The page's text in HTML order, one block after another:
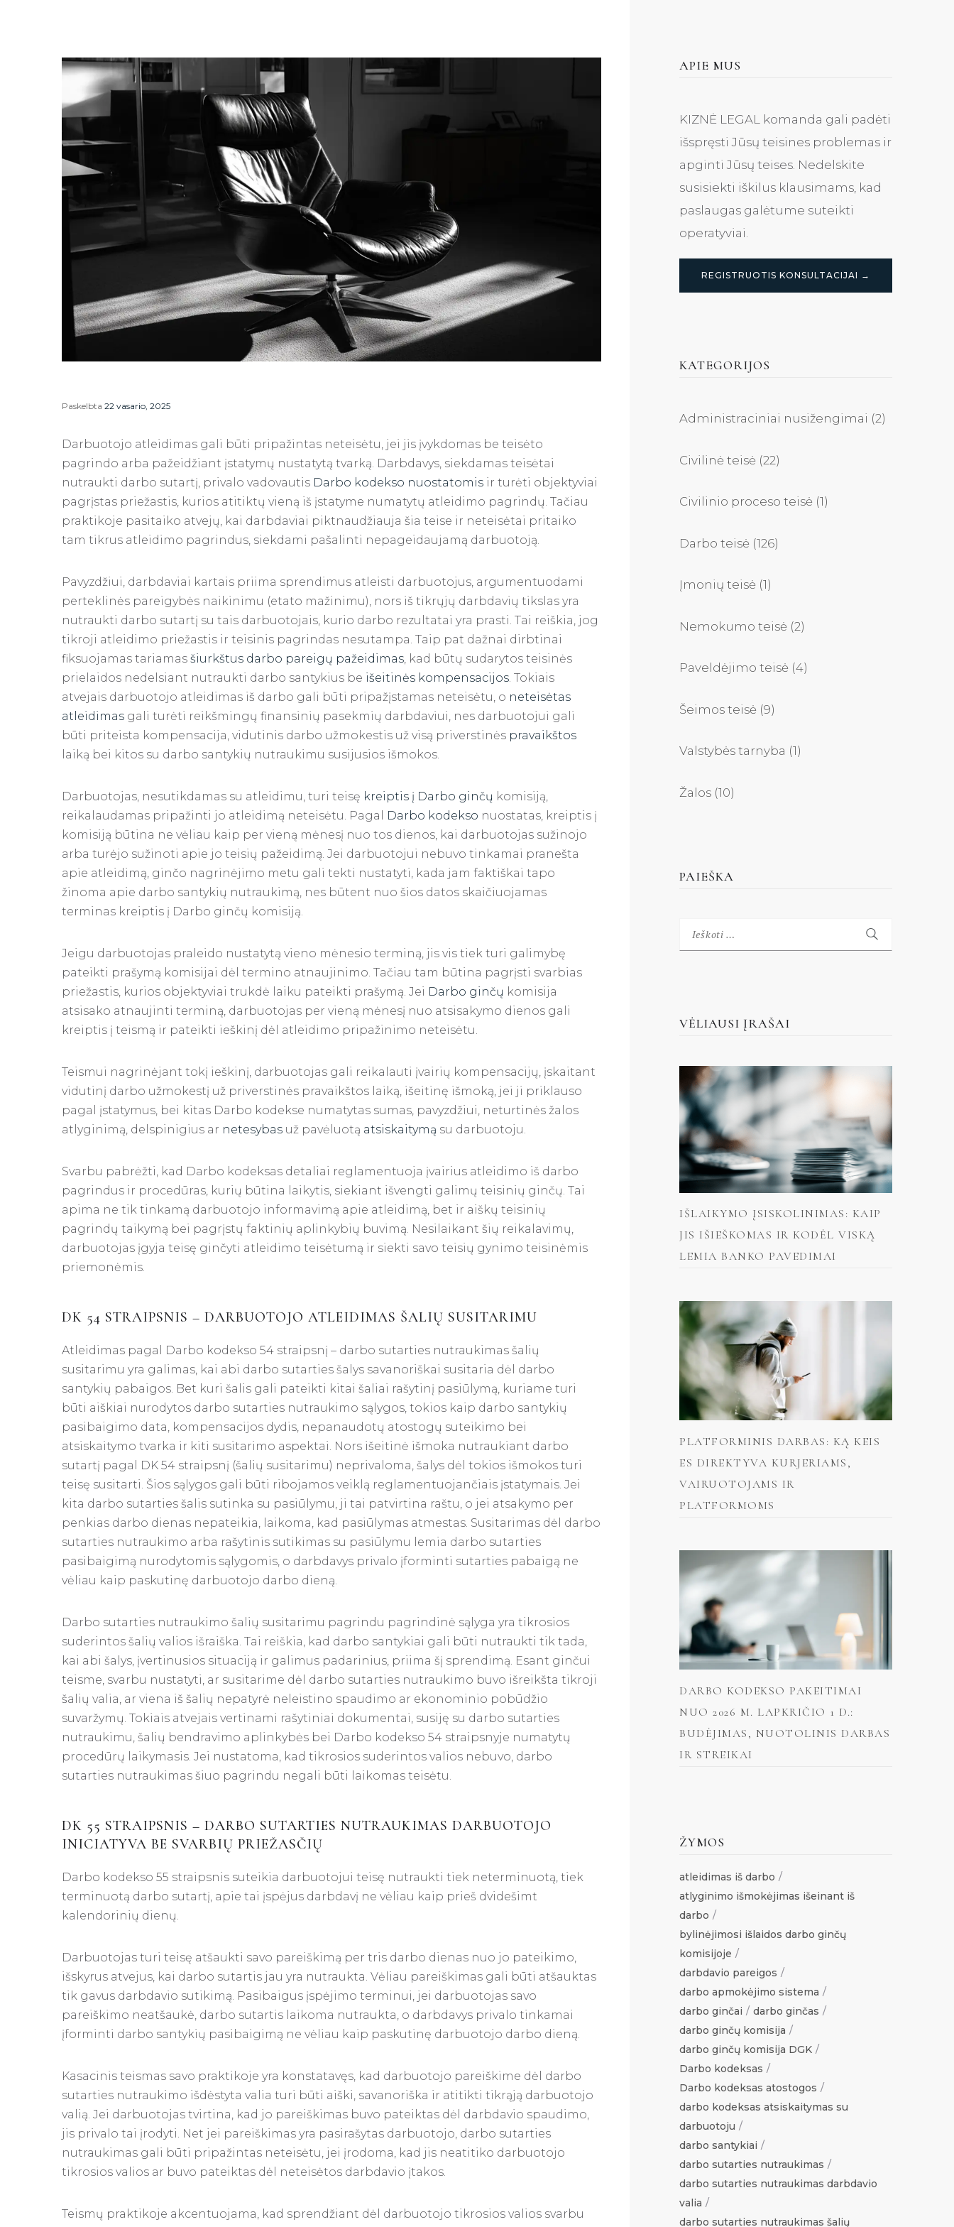
Paskelbta 22 vasario, 2025
Darbuotojo atleidimas gali būti pripažintas neteisėtu, jei jis įvykdomas be teisėto
pagrindo arba pažeidžiant įstatymų nustatytą tvarką. Darbdavys, siekdamas teisėtai
nutraukti darbo sutartį, privalo vadovautis Darbo kodekso nuostatomis ir turėti objektyviai
pagrįstas priežastis, kurios atitiktų vieną iš įstatyme numatytų atleidimo pagrindų. Tačiau
praktikoje pasitaiko atvejų, kai darbdaviai piktnaudžiauja šia teise ir neteisėtai pritaiko
tam tikrus atleidimo pagrindus, siekdami pašalinti nepageidaujamą darbuotoją.
Pavyzdžiui, darbdaviai kartais priima sprendimus atleisti darbuotojus, argumentuodami
perteklinės pareigybės naikinimu (etato mažinimu), nors iš tikrųjų darbdavių tikslas yra
nutraukti darbo sutartį su tais darbuotojais, kurio darbo rezultatai yra prasti. Tai reiškia, jog
tikroji atleidimo priežastis ir teisinis pagrindas nesutampa. Taip pat dažnai dirbtinai
fiksuojamas tariamas šiurkštus darbo pareigų pažeidimas , kad būtų sudarytos teisinės
prielaidos nedelsiant nutraukti darbo santykius be išeitinės kompensacijos . Tokiais
atvejais darbuotojo atleidimas iš darbo gali būti pripažįstamas neteisėtu, o neteisėtas
atleidimas gali turėti reikšmingų finansinių pasekmių darbdaviui, nes darbuotojui gali
būti priteista kompensacija, vidutinis darbo užmokestis už visą priverstinės pravaikštos
laiką bei kitos su darbo santykių nutraukimu susijusios išmokos.
Darbuotojas, nesutikdamas su atleidimu, turi teisę kreiptis į Darbo ginčų komisiją,
reikalaudamas pripažinti jo atleidimą neteisėtu. Pagal
Darbo kodekso nuostatas, kreiptis į
komisiją būtina ne vėliau kaip per vieną mėnesį nuo tos dienos, kai darbuotojas sužinojo
arba turėjo sužinoti apie jo teisių pažeidimą. Jei darbuotojui nebuvo tinkamai pranešta
apie atleidimą, ginčo nagrinėjimo metu gali tekti nustatyti, kada jam faktiškai tapo
žinoma apie darbo santykių nutraukimą, nes būtent nuo šios datos skaičiuojamas
terminas kreiptis į Darbo ginčų komisiją.
Jeigu darbuotojas praleido nustatytą vieno mėnesio terminą, jis vis tiek turi galimybę
pateikti prašymą komisijai dėl termino atnaujinimo. Tačiau tam būtina pagrįsti svarbias
priežastis, kurios objektyviai trukdė laiku pateikti prašymą. Jei Darbo ginčų komisija
atsisako atnaujinti terminą, darbuotojas per vieną mėnesį nuo atsisakymo dienos gali
kreiptis į teismą ir pateikti ieškinį dėl atleidimo pripažinimo neteisėtu.
Teismui nagrinėjant tokį ieškinį, darbuotojas gali reikalauti įvairių kompensacijų, įskaitant
vidutinį darbo užmokestį už priverstinės pravaikštos laiką, išeitinę išmoką, jei ji priklauso
pagal įstatymus, bei kitas Darbo kodekse numatytas sumas, pavyzdžiui, neturtinės žalos
atlyginimą, delspinigius ar netesybas už pavėluotą atsiskaitymą su darbuotoju.
Svarbu pabrėžti, kad Darbo kodeksas detaliai reglamentuoja įvairius atleidimo iš darbo
pagrindus ir procedūras, kurių būtina laikytis, siekiant išvengti galimų teisinių ginčų. Tai
apima ne tik tinkamą darbuotojo informavimą apie atleidimą, bet ir aiškų teisinių
pagrindų taikymą bei pagrįstų faktinių aplinkybių buvimą. Nesilaikant šių reikalavimų,
darbuotojas įgyja teisę ginčyti atleidimo teisėtumą ir siekti savo teisių gynimo teisinėmis
priemonėmis.
DK 54 STRAIPSNIS – DARBUOTOJO ATLEIDIMAS ŠALIŲ SUSITARIMU
Atleidimas pagal Darbo kodekso 54 straipsnį – darbo sutarties nutraukimas šalių
susitarimu yra galimas, kai abi darbo sutarties šalys savanoriškai susitaria dėl darbo
santykių pabaigos. Bet kuri šalis gali pateikti kitai šaliai rašytinį pasiūlymą, kuriame turi
būti aiškiai nurodytos darbo sutarties nutraukimo sąlygos, tokios kaip darbo santykių
pasibaigimo data, kompensacijos dydis, nepanaudotų atostogų suteikimo bei
atsiskaitymo tvarka ir kiti susitarimo aspektai. Nors išeitinė išmoka nutraukiant darbo
sutartį pagal DK 54 straipsnį (šalių susitarimu) neprivaloma, šalys dėl tokios išmokos turi
teisę susitarti. Šios sąlygos gali būti ribojamos veiklą reglamentuojančiais įstatymais. Jei
kita darbo sutarties šalis sutinka su pasiūlymu, ji tai patvirtina raštu, o jei atsakymo per
penkias darbo dienas nepateikia, laikoma, kad pasiūlymas atmestas. Susitarimas dėl darbo
sutarties nutraukimo arba rašytinis sutikimas su pasiūlymu lemia darbo sutarties
pasibaigimą nurodytomis sąlygomis, o darbdavys privalo įforminti sutarties pabaigą ne
vėliau kaip paskutinę darbuotojo darbo dieną.
Darbo sutarties nutraukimo šalių susitarimu pagrindu pagrindinė sąlyga yra tikrosios
suderintos šalių valios išraiška. Tai reiškia, kad darbo santykiai gali būti nutraukti tik tada,
kai abi šalys, įvertinusios situaciją ir galimus padarinius, priima šį sprendimą. Esant ginčui
teisme, svarbu nustatyti, ar susitarime dėl darbo sutarties nutraukimo buvo išreikšta tikroji
šalių valia, ar viena iš šalių nepatyrė neleistino spaudimo ar ekonominio pobūdžio
suvaržymų. Tokiais atvejais vertinami rašytiniai dokumentai, susiję su darbo sutarties
nutraukimu, šalių bendravimo aplinkybės bei Darbo kodekso 54 straipsnyje numatytų
procedūrų laikymasis. Jei nustatoma, kad tikrosios suderintos valios nebuvo, darbo
sutarties nutraukimas šiuo pagrindu negali būti laikomas teisėtu.
DK 55 STRAIPSNIS – DARBO SUTARTIES NUTRAUKIMAS DARBUOTOJO
INICIATYVA BE SVARBIŲ PRIEŽASČIŲ
Darbo kodekso 55 straipsnis suteikia darbuotojui teisę nutraukti tiek neterminuotą, tiek
terminuotą darbo sutartį, apie tai įspėjus darbdavį ne vėliau kaip prieš dvidešimt
kalendorinių dienų.
Darbuotojas turi teisę atšaukti savo pareiškimą per tris darbo dienas nuo jo pateikimo,
išskyrus atvejus, kai darbo sutartis jau yra nutraukta. Vėliau pareiškimas gali būti atšauktas
tik gavus darbdavio sutikimą. Pasibaigus įspėjimo terminui, jei darbuotojas savo
pareiškimo neatšaukė, darbo sutartis laikoma nutraukta, o darbdavys privalo tinkamai
įforminti darbo santykių pasibaigimą ne vėliau kaip paskutinę darbuotojo darbo dieną.
Kasacinis teismas savo praktikoje yra konstatavęs, kad darbuotojo pareiškime dėl darbo
sutarties nutraukimo išdėstyta valia turi būti aiški, savanoriška ir atitikti tikrąją darbuotojo
valią. Jei darbuotojas tvirtina, kad jo pareiškimas buvo pateiktas dėl darbdavio spaudimo,
jis privalo tai įrodyti. Net jei pareiškimas yra pasirašytas darbuotojo, darbo sutarties
nutraukimas gali būti pripažintas neteisėtu, jei įrodoma, kad jis neatitiko darbuotojo
tikrosios valios ar buvo pateiktas dėl neteisėtos darbdavio įtakos.
Teismų praktikoje akcentuojama, kad sprendžiant dėl darbuotojo tikrosios valios svarbu
APIE MUS
KIZNĖ LEGAL komanda gali padėti
išspręsti Jūsų teisines problemas ir
apginti Jūsų teises. Nedelskite
susisiekti iškilus klausimams, kad
paslaugas galėtume suteikti
operatyviai.
REGISTRUOTIS KONSULTACIJAI →
KATEGORIJOS
Administraciniai nusižengimai (2)
Civilinė teisė (22)
Civilinio proceso teisė (1)
Darbo teisė (126)
Įmonių teisė (1)
Nemokumo teisė (2)
Paveldėjimo teisė (4)
Šeimos teisė (9)
Valstybės tarnyba (1)
Žalos (10)
PAIEŠKA
Ieškoti:
VĖLIAUSI ĮRAŠAI
IŠLAIKYMO ĮSISKOLINIMAS: KAIP
JIS IŠIEŠKOMAS IR KODĖL VISKĄ
LEMIA BANKO PAVEDIMAI
PLATFORMINIS DARBAS: KĄ KEIS
ES DIREKTYVA KURJERIAMS,
VAIRUOTOJAMS IR
PLATFORMOMS
DARBO KODEKSO PAKEITIMAI
NUO 2026 M. LAPKRIČIO 1 D.:
BUDĖJIMAS, NUOTOLINIS DARBAS
IR STREIKAI
ŽYMOS
atleidimas iš darbo
atlyginimo išmokėjimas išeinant iš
darbo
bylinėjimosi išlaidos darbo ginčų
komisijoje
darbdavio pareigos
darbo apmokėjimo sistema
darbo ginčai
darbo ginčas
darbo ginčų komisija
darbo ginčų komisija DGK
Darbo kodeksas
Darbo kodeksas atostogos
darbo kodeksas atsiskaitymas su
darbuotoju
darbo santykiai
darbo sutarties nutraukimas
darbo sutarties nutraukimas darbdavio
valia
darbo sutarties nutraukimas šalių